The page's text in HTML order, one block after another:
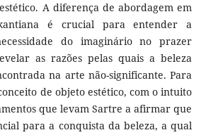
A diferença de abordagem em
é crucial para entender a
do imaginário no prazer
as razões pelas quais a beleza
na arte não-significante. Para
de objeto estético, com o intuito
que levam Sartre a afirmar que
para a conquista da beleza, a qual